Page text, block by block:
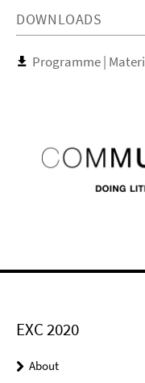
DOWNLOADS
Programme |
EXC 2020
About